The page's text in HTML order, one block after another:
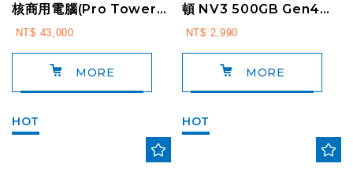
核商用電腦(Pro Tower
400 G9/B5SP1PT/i5-1...
NT$ 43,000
MORE
頓 NV3 500GB Gen4
PCIe SSD 固態硬碟(SN...
NT$ 2,990
MORE